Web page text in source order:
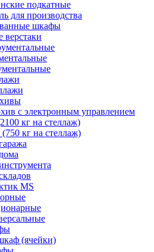
подкатные
для производства
шкафы
верстаки
с электронным управлением
кг на стеллаж)
кг на стеллаж)
MS
(ячейки)